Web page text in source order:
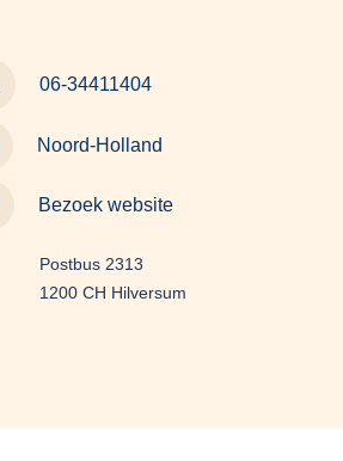
06-34411404
Noord-Holland
Bezoek website
Postbus 2313
1200 CH Hilversum